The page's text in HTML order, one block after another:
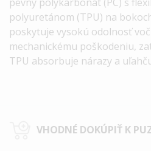
polyuretánom (TPU) na
poskytuje vysokú odolnosť
mechanickému poškodeniu,
TPU absorbuje nárazy a
VHODNÉ DOKÚPIŤ K